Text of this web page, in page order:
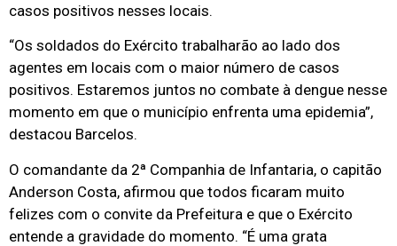
casos positivos nesses locais.
“Os soldados do Exército trabalharão ao lado dos
agentes em locais com o maior número de casos
positivos. Estaremos juntos no combate à dengue nesse
momento em que o município enfrenta uma epidemia”,
destacou Barcelos.
O comandante da 2ª Companhia de Infantaria, o capitão
Anderson Costa, afirmou que todos ficaram muito
felizes com o convite da Prefeitura e que o Exército
entende a gravidade do momento. “É uma grata